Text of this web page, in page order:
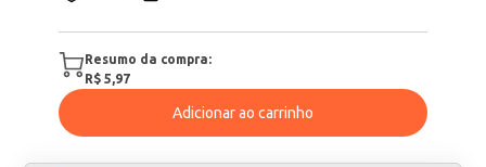
Resumo da compra:
R$ 5,97
Adicionar ao carrinho